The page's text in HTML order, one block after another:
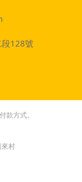
128號
款方式。
村